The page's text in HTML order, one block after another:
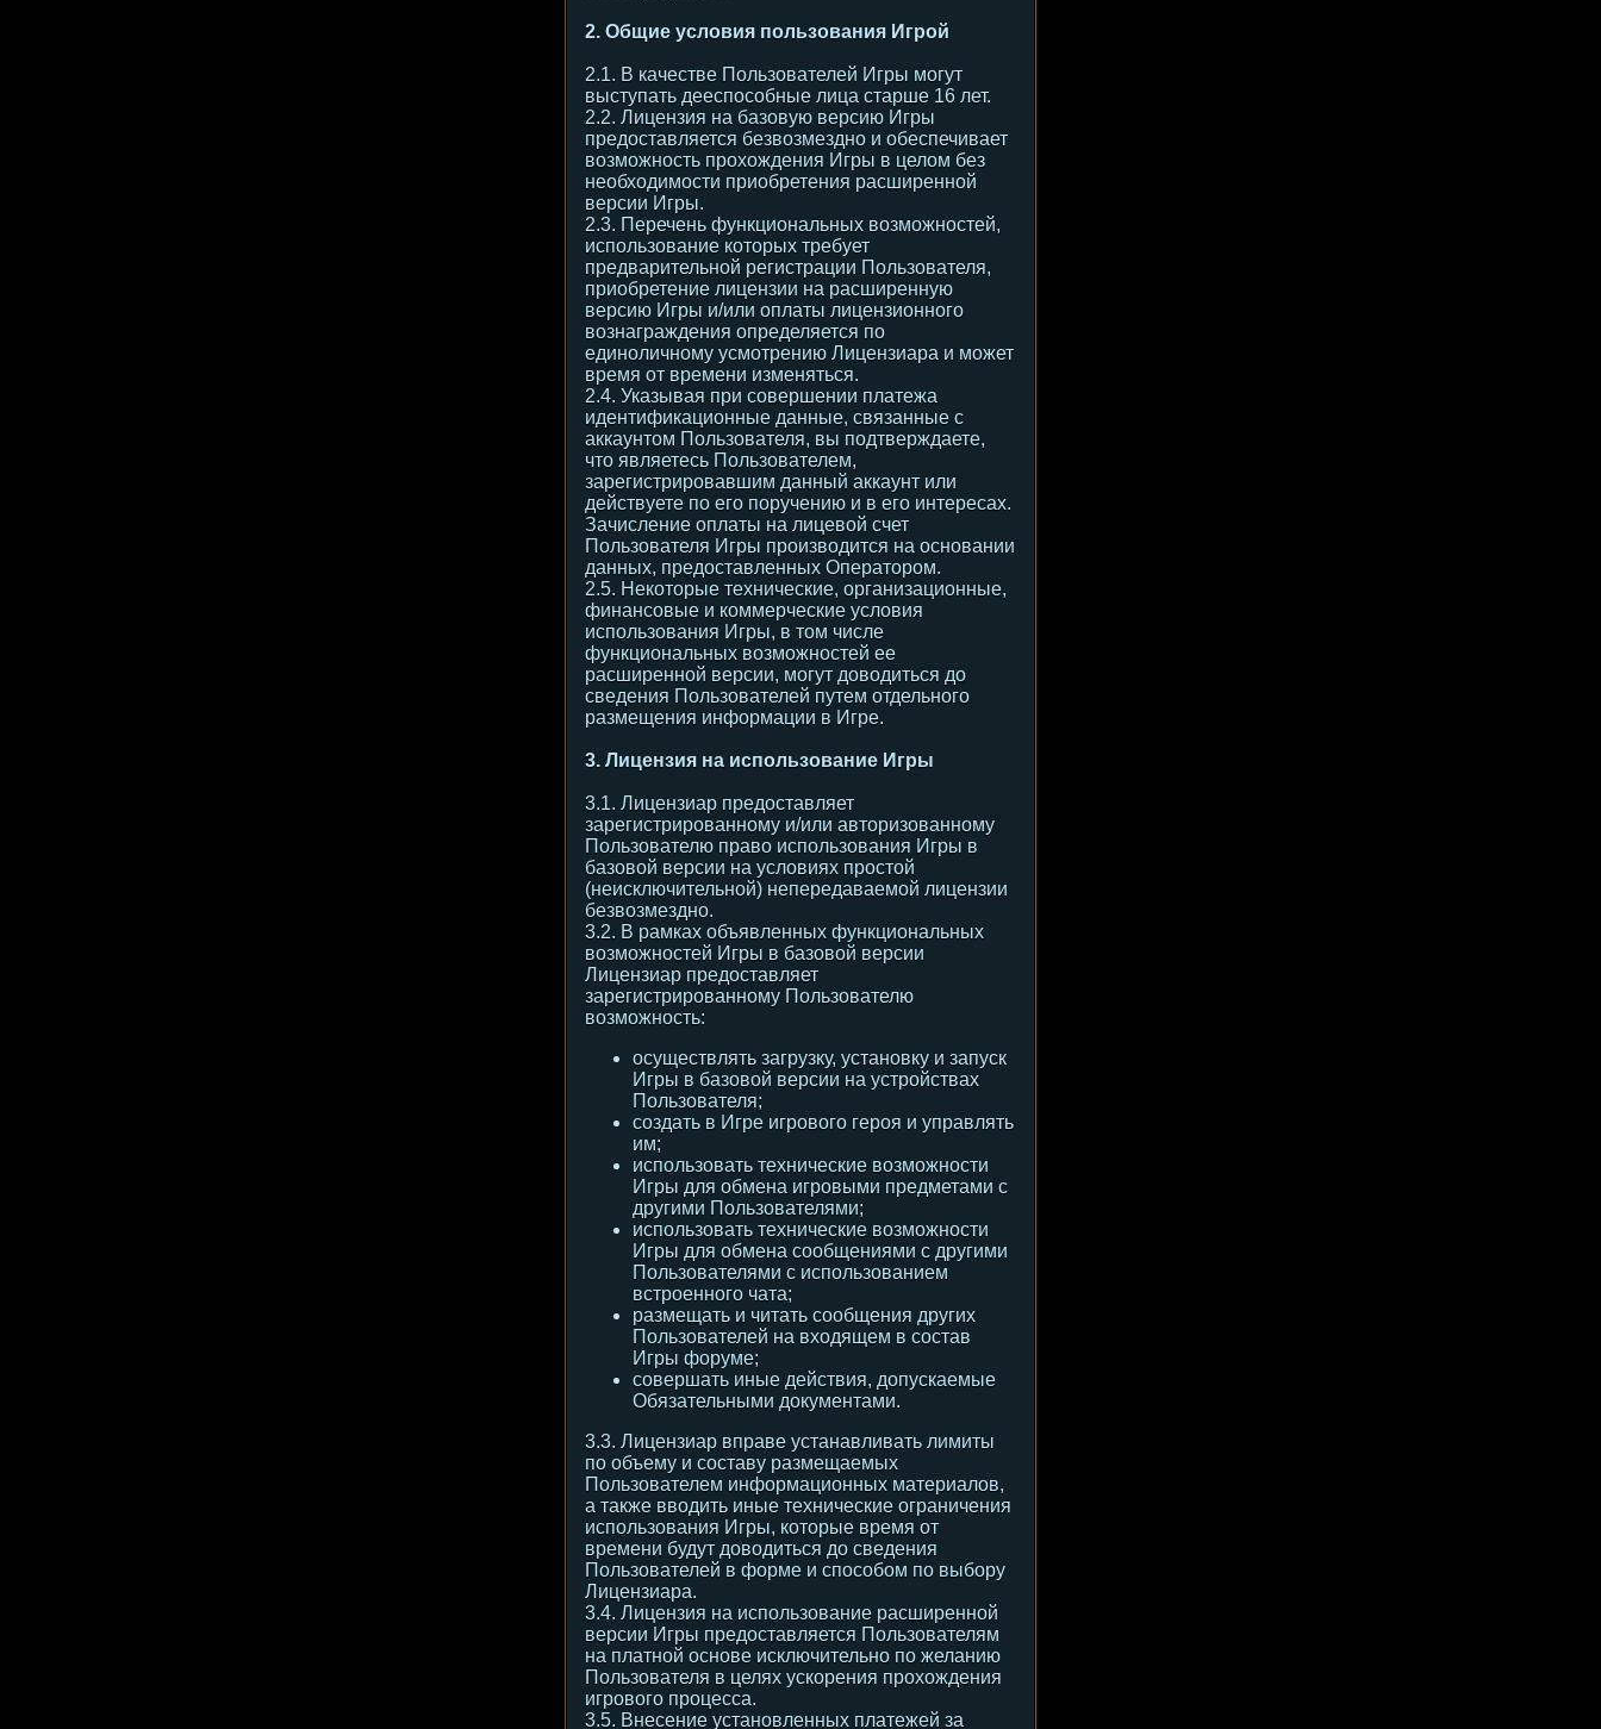
2. Общие условия пользования Игрой
2.1. В качестве Пользователей Игры могут
выступать дееспособные лица старше 16 лет.
2.2. Лицензия на базовую версию Игры
предоставляется безвозмездно и обеспечивает
возможность прохождения Игры в целом без
необходимости приобретения расширенной
версии Игры.
2.3. Перечень функциональных возможностей,
использование которых требует
предварительной регистрации Пользователя,
приобретение лицензии на расширенную
версию Игры и/или оплаты лицензионного
вознаграждения определяется по
единоличному усмотрению Лицензиара и может
время от времени изменяться.
2.4. Указывая при совершении платежа
идентификационные данные, связанные с
аккаунтом Пользователя, вы подтверждаете,
что являетесь Пользователем,
зарегистрировавшим данный аккаунт или
действуете по его поручению и в его интересах.
Зачисление оплаты на лицевой счет
Пользователя Игры производится на основании
данных, предоставленных Оператором.
2.5. Некоторые технические, организационные,
финансовые и коммерческие условия
использования Игры, в том числе
функциональных возможностей ее
расширенной версии, могут доводиться до
сведения Пользователей путем отдельного
размещения информации в Игре.
3. Лицензия на использование Игры
3.1. Лицензиар предоставляет
зарегистрированному и/или авторизованному
Пользователю право использования Игры в
базовой версии на условиях простой
(неисключительной) непередаваемой лицензии
безвозмездно.
3.2. В рамках объявленных функциональных
возможностей Игры в базовой версии
Лицензиар предоставляет
зарегистрированному Пользователю
возможность:
осуществлять загрузку, установку и запуск
Игры в базовой версии на устройствах
Пользователя;
создать в Игре игрового героя и управлять
им;
использовать технические возможности
Игры для обмена игровыми предметами с
другими Пользователями;
использовать технические возможности
Игры для обмена сообщениями с другими
Пользователями с использованием
встроенного чата;
размещать и читать сообщения других
Пользователей на входящем в состав
Игры форуме;
совершать иные действия, допускаемые
Обязательными документами.
3.3. Лицензиар вправе устанавливать лимиты
по объему и составу размещаемых
Пользователем информационных материалов,
а также вводить иные технические ограничения
использования Игры, которые время от
времени будут доводиться до сведения
Пользователей в форме и способом по выбору
Лицензиара.
3.4. Лицензия на использование расширенной
версии Игры предоставляется Пользователям
на платной основе исключительно по желанию
Пользователя в целях ускорения прохождения
игрового процесса.
3.5. Внесение установленных платежей за